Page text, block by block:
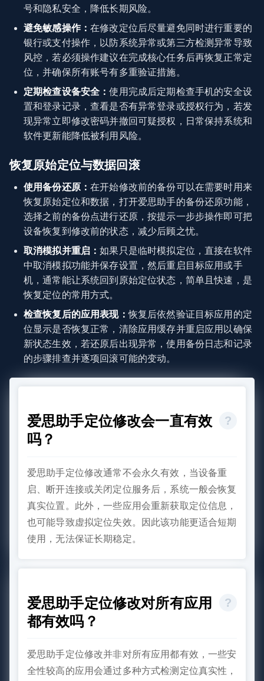
号和隐私安全，降低长期风险。
避免敏感操作：在修改定位后尽量避免同时进行重要的
银行或支付操作，以防系统异常或第三方检测异常导致
风控，若必须操作建议在完成核心任务后再恢复正常定
位，并确保所有账号有多重验证措施。
定期检查设备安全：使用完成后定期检查手机的安全设
置和登录记录，查看是否有异常登录或授权行为，若发
现异常立即修改密码并撤回可疑授权，日常保持系统和
软件更新能降低被利用风险。
恢复原始定位与数据回滚
使用备份还原：在开始修改前的备份可以在需要时用来
恢复原始定位和数据，打开爱思助手的备份还原功能，
选择之前的备份点进行还原，按提示一步步操作即可把
设备恢复到修改前的状态，减少后顾之忧。
取消模拟并重启：如果只是临时模拟定位，直接在软件
中取消模拟功能并保存设置，然后重启目标应用或手
机，通常能让系统回到原始定位状态，简单且快速，是
恢复定位的常用方式。
检查恢复后的应用表现：恢复后依然验证目标应用的定
位显示是否恢复正常，清除应用缓存并重启应用以确保
新状态生效，若还原后出现异常，使用备份日志和记录
的步骤排查并逐项回滚可能的变动。
爱思助手定位修改会一直有效
吗？
爱思助手定位修改通常不会永久有效，当设备重
启、断开连接或关闭定位服务后，系统一般会恢复
真实位置。此外，一些应用会重新获取定位信息，
也可能导致虚拟定位失效。因此该功能更适合短期
使用，无法保证长期稳定。
爱思助手定位修改对所有应用
都有效吗？
爱思助手定位修改并非对所有应用都有效，一些安
全性较高的应用会通过多种方式检测定位真实性，